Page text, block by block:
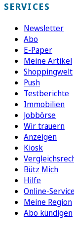
SERVICES
Newsletter
Abo
E-Paper
Meine Artikel
Shoppingwelt
Push
Testberichte
Immobilien
Jobbörse
Wir trauern
Anzeigen
Kiosk
Bütz Mich
Hilfe
Online-
Meine Region
Abo kündigen